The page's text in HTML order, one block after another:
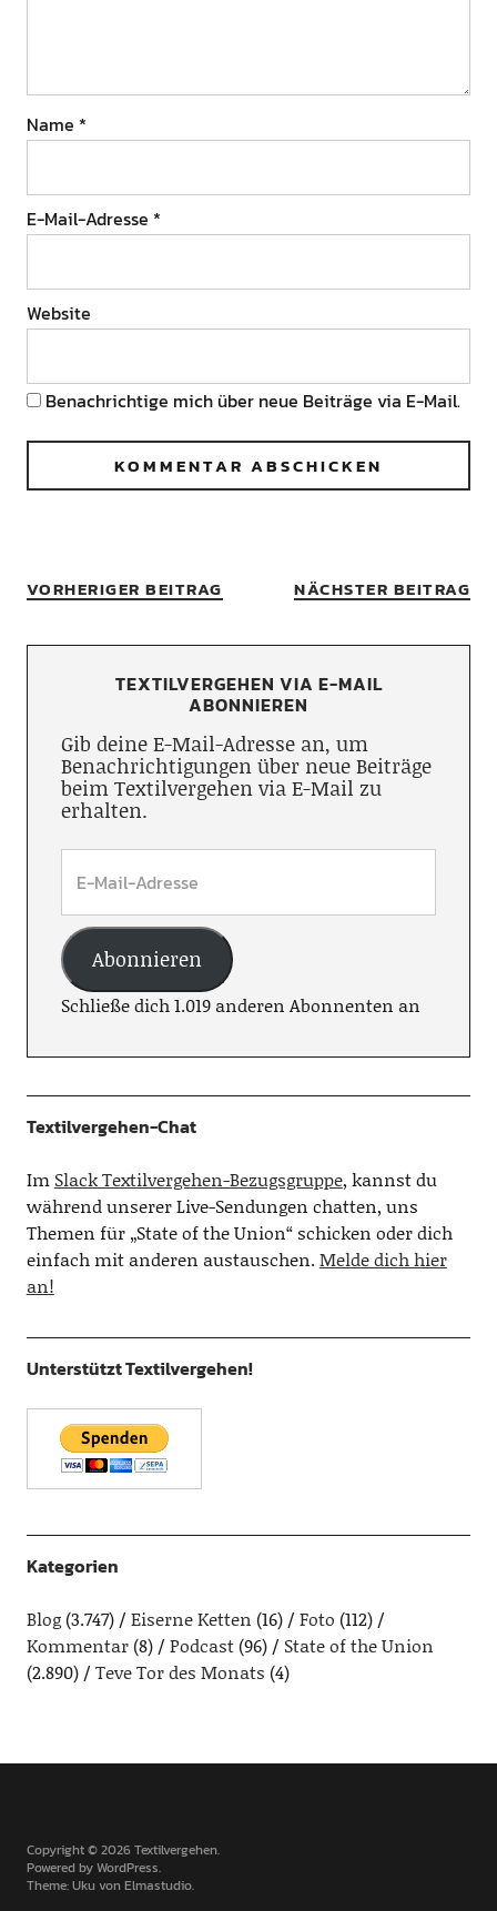
Name *
E-Mail-Adresse *
Website
Benachrichtige mich über neue Beiträge via E-Mail.
VORHERIGER BEITRAG NÄCHSTER BEITRAG
TEXTILVERGEHEN VIA E-MAIL
ABONNIEREN
Gib deine E-Mail-Adresse an, um
Benachrichtigungen über neue Beiträge
beim Textilvergehen via E-Mail zu
erhalten.
Abonnieren
Schließe dich 1.019 anderen Abonnenten an
Textilvergehen-Chat
Im Slack Textilvergehen-Bezugsgruppe, kannst du
während unserer Live-Sendungen chatten, uns
Themen für „State of the Union“ schicken oder dich
einfach mit anderen austauschen.Melde dich hier
an!
Unterstützt Textilvergehen!
Kategorien
Blog(3.747) Eiserne Ketten (16) Foto (112)
Kommentar(8) Podcast(96)
State of the Union
(2.890)
Teve Tor des Monats (4)
Copyright © 2026 Textilvergehen
Powered byWordPress
Theme: Uku vonElmastudio